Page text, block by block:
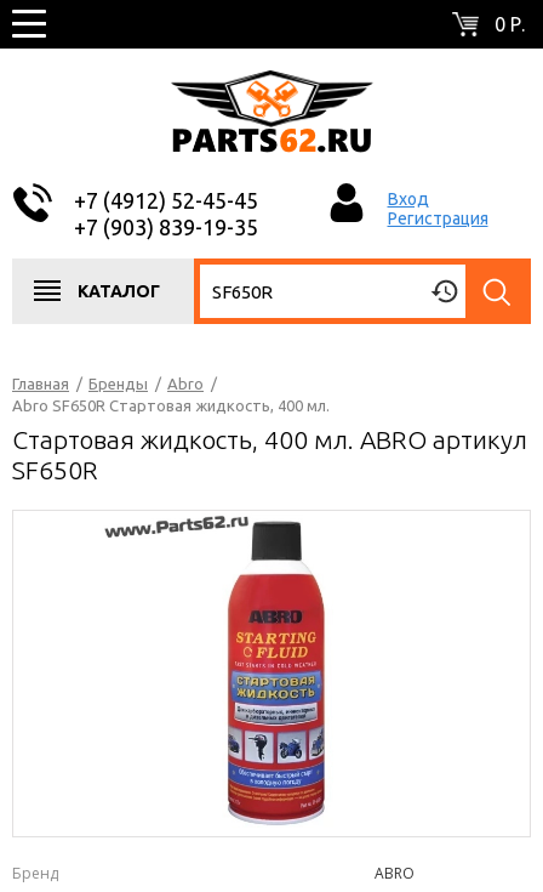
0 Р.
+7 (4912) 52-45-45
+7 (903) 839-19-35
Вход
Регистрация
КАТАЛОГ
Главная / Бренды / Abro /
Abro SF650R Стартовая жидкость, 400 мл.
Стартовая жидкость, 400 мл. ABRO артикул
SF650R
Бренд
ABRO